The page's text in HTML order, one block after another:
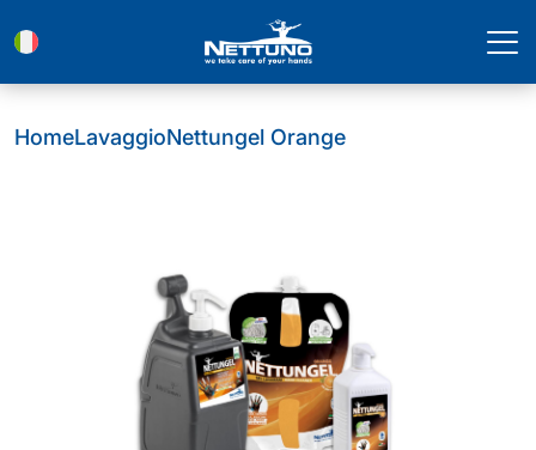
HomeLavaggioNettungel Orange